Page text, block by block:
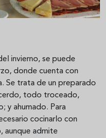
invierno, se puede
donde cuenta con
Se trata de un preparado
todo troceado,
y ahumado. Para
cocinarlo con
aunque admite